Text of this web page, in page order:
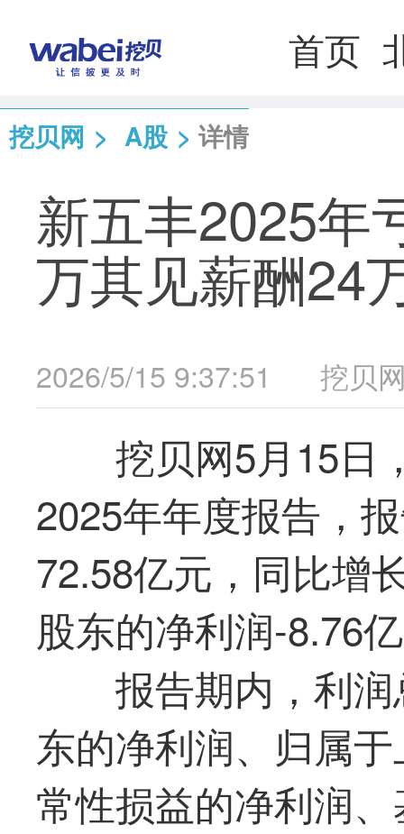
首页
挖贝网 > A股 > 详情
新五丰2025年
万其见薪酬24
2026/5/15 9:37:51 挖贝
挖贝网5月15日
2025年年度报告，
72.58亿元，同比增
股东的净利润-8.76
报告期内，利
东的净利润、归属
常性损益的净利润